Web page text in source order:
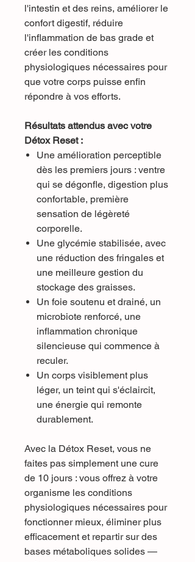
l'intestin et des reins, améliorer le
confort digestif, réduire
l'inflammation de bas grade et
créer les conditions
physiologiques nécessaires pour
que votre corps puisse enfin
répondre à vos efforts.
Résultats attendus avec votre
Détox Reset :
Une amélioration perceptible
dès les premiers jours : ventre
qui se dégonfle, digestion plus
confortable, première
sensation de légèreté
corporelle.
Une glycémie stabilisée, avec
une réduction des fringales et
une meilleure gestion du
stockage des graisses.
Un foie soutenu et drainé, un
microbiote renforcé, une
inflammation chronique
silencieuse qui commence à
reculer.
Un corps visiblement plus
léger, un teint qui s'éclaircit,
une énergie qui remonte
durablement.
Avec la Détox Reset, vous ne
faites pas simplement une cure
de 10 jours : vous offrez à votre
organisme les conditions
physiologiques nécessaires pour
fonctionner mieux, éliminer plus
efficacement et repartir sur des
bases métaboliques solides —